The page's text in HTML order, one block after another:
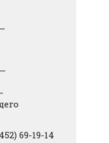
—
69-19-14